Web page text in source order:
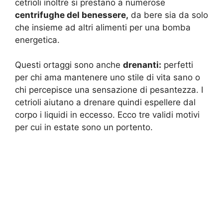
cetrioli inoltre si prestano a numerose
centrifughe del benessere, da bere sia da solo
che insieme ad altri alimenti per una bomba
energetica.
Questi ortaggi sono anche drenanti: perfetti
per chi ama mantenere uno stile di vita sano o
chi percepisce una sensazione di pesantezza. I
cetrioli aiutano a drenare quindi espellere dal
corpo i liquidi in eccesso. Ecco tre validi motivi
per cui in estate sono un portento.